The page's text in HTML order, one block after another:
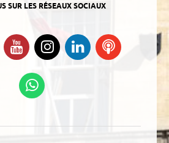
SUR LES RÉSEAUX SOCIAUX
nous sur Facebook
Suivez-nous sur Twitter
Suivez-nous sur YouTube
Suivez-nous sur
Instagram
Retrouvez-
nous sur
Ecoutez